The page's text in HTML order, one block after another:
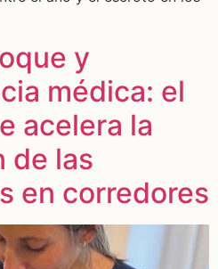
y
médica: el
acelera la
de las
en corredores